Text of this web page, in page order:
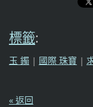
標籤:
玉 鐲 | 國際 珠寶 |
« 返回